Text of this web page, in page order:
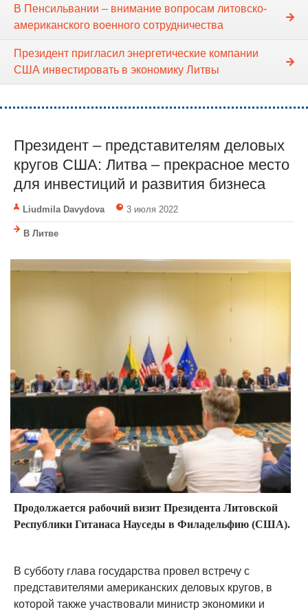
В Пенсильвании – внимание вопросам литовско-
американского военного сотрудничества
Президент пригласил энергетические компании
США инвестировать в экономику Литвы
Президент – представителям деловых
кругов США: Литва – прекрасное место
для инвестиций и развития бизнеса
Liudmila Davydova 3 июля 2022
В Литве
Продолжается рабочий визит Президента Литовской
Республики Гитанаса Науседы в Филадельфию (США).
В субботу глава государства провел встречу с
представителями американских деловых кругов, в
которой также участвовали министр экономики и